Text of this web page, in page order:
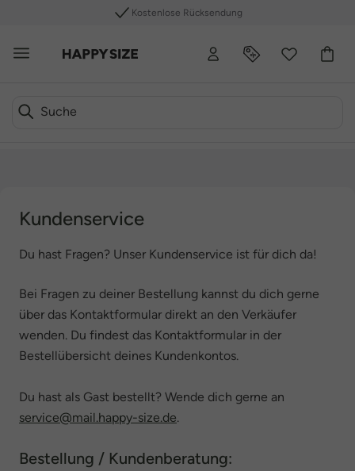
Kostenlose Rücksendung
Kundenservice
Du hast Fragen? Unser Kundenservice ist für dich da!
Bei Fragen zu deiner Bestellung kannst du dich gerne
über das Kontaktformular direkt an den Verkäufer
wenden. Du findest das Kontaktformular in der
Bestellübersicht deines Kundenkontos.
Du hast als Gast bestellt? Wende dich gerne an
service@mail.happy-size.de.
Bestellung / Kundenberatung: